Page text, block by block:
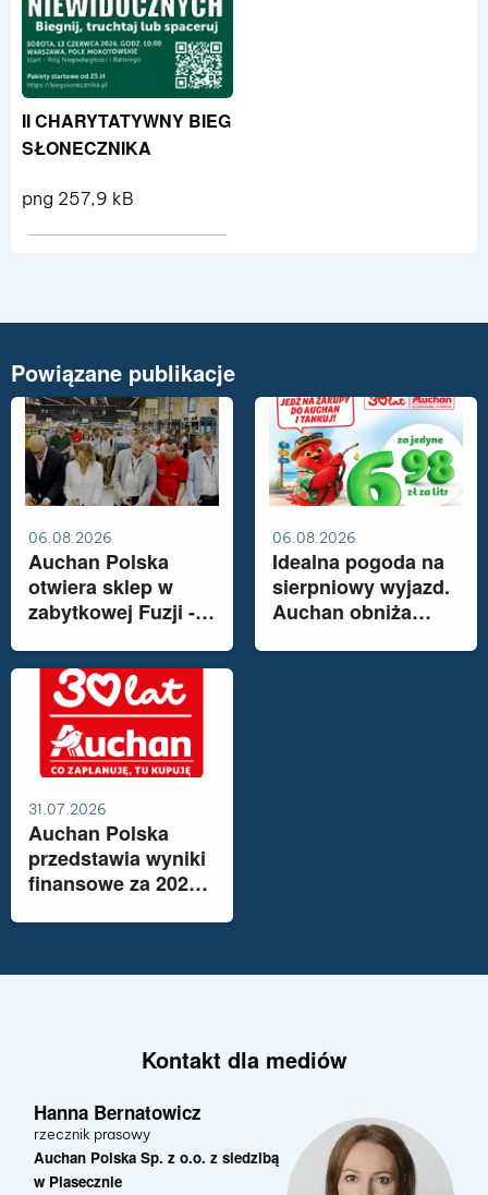
II CHARYTATYWNY BIEG
SŁONECZNIKA
png 257,9 kB
Powiązane publikacje
06.08.2026
Auchan Polska
otwiera sklep w
zabytkowej Fuzji -
Łodzi
06.08.2026
Idealna pogoda na
sierpniowy wyjazd.
Auchan obniża
31.07.2026
Auchan Polska
przedstawia wyniki
finansowe za 2025
produktach i
Kontakt dla mediów
Hanna Bernatowicz
rzecznik prasowy
Auchan Polska Sp. z o.o. z siedzibą
w Piasecznie